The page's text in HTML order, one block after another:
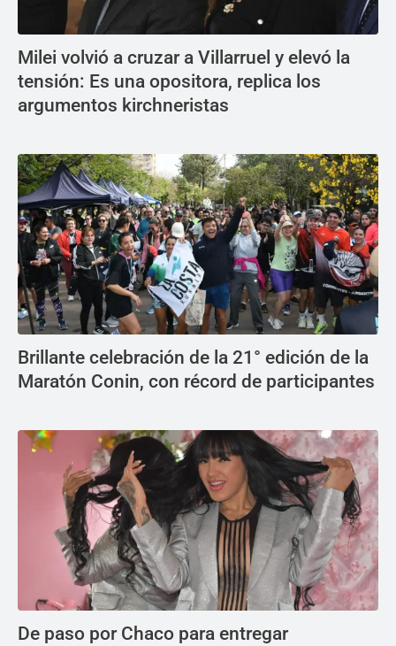
Milei volvió a cruzar a Villarruel y elevó la
tensión: Es una opositora, replica los
argumentos kirchneristas
Brillante celebración de la 21° edición de la
Maratón Conin, con récord de participantes
De paso por Chaco para entregar